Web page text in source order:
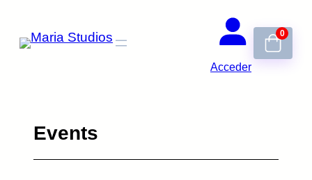
Acceder
0
Events